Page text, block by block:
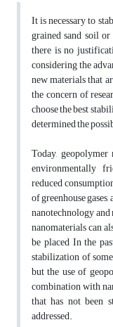
It is necessary to
grained sand soil
there is no
considering the
new materials that
the concern of
choose the best
determined the
Today,
environmentally
reduced
of greenhouse
nanotechnology
nanomaterials can
be placed In the
stabilization of
but the use of
combination with
that has not been
addressed.